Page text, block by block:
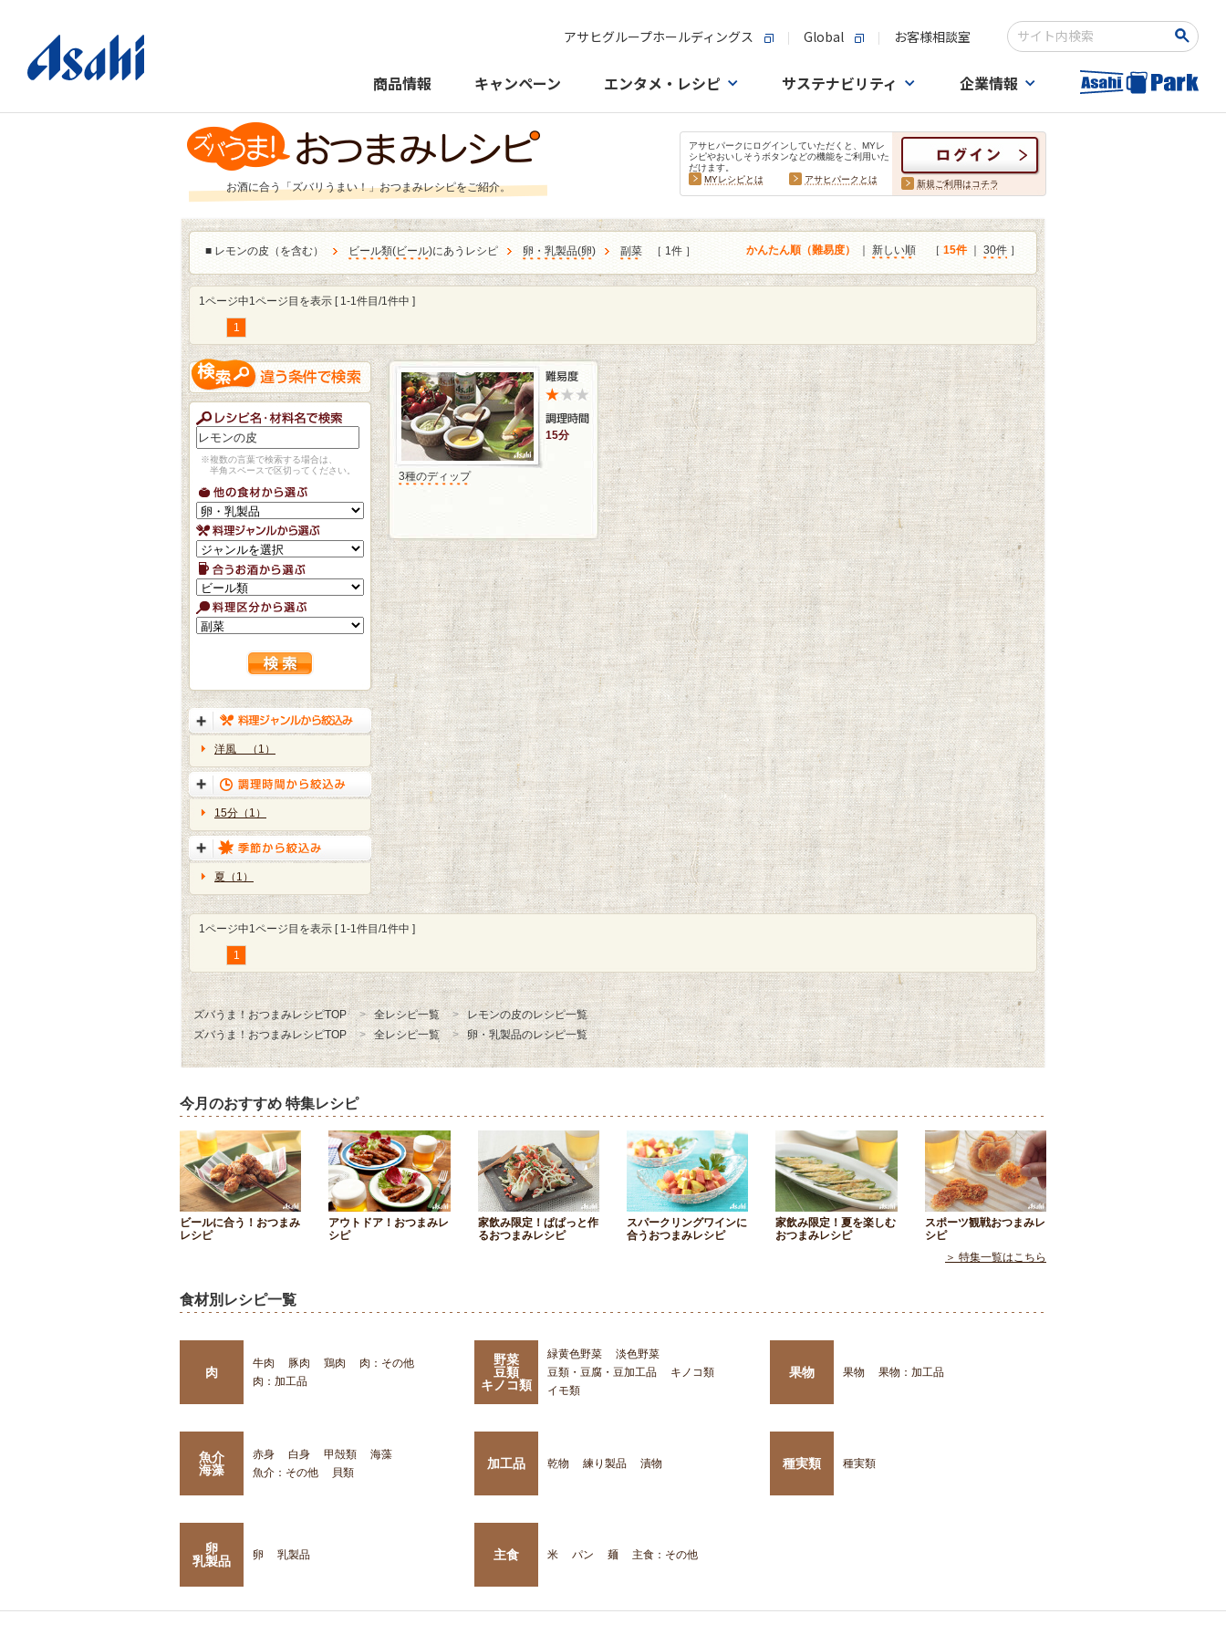
アサヒグループホールディングス Global お客様相談室
検索キーワード入力
商品情報 キャンペーン エンタメ・レシピ サステナビリティ 企業情報
お酒に合う「ズバリうまい！」おつまみレシピをご紹介。
アサヒパークにログインしていただくと、MYレ
シピやおいしそうボタンなどの機能をご利用いた
だけます。
MYレシピとは
アサヒパークとは 新規ご利用はコチラ
■ レモンの皮（を含む） ビール類(ビール)にあうレシピ 卵・乳製品(卵) 副菜 ［ 1件 ］ かんたん順（難易度） 新しい順 ［ 15件｜ 30件 ］
1ページ中1ページ目を表示 [ 1-1件目/1件中 ]
1
※複数の言葉で検索する場合は、
半角スペースで区切ってください。
洋風 （1）
15分（1）
夏（1）
15分
3種のディップ
1ページ中1ページ目を表示 [ 1-1件目/1件中 ]
1
ズバうま！おつまみレシピTOP 全レシピ一覧
レモンの皮のレシピ一覧
ズバうま！おつまみレシピTOP
全レシピ一覧 卵・乳製品のレシピ一覧
今月のおすすめ 特集レシピ
ビールに合う！おつまみ
レシピ
アウトドア！おつまみレ
シピ
家飲み限定！ぱぱっと作
るおつまみレシピ
スパークリングワインに
合うおつまみレシピ
家飲み限定！夏を楽しむ
おつまみレシピ
スポーツ観戦おつまみレ
シピ
＞ 特集一覧はこちら
食材別レシピ一覧
肉
牛肉 豚肉 鶏肉
肉：その他
肉：加工品
野菜
豆類
キノコ類
緑黄色野菜
淡色野菜
豆類・豆腐・豆加工品
キノコ類
イモ類
果物 果物 果物：加工品
魚介
海藻
赤身 白身 甲殻類
海藻
魚介：その他
貝類
加工品 乾物 練り製品 漬物 種実類 種実類
卵
乳製品
卵 乳製品 主食 米 パン 麺 主食：その他